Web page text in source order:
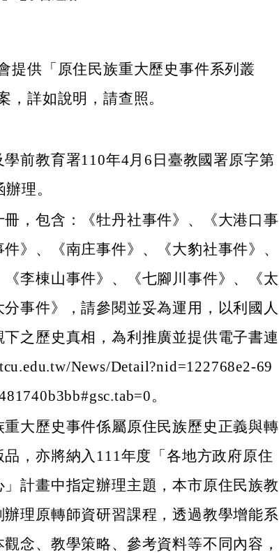
提供「原住民族重大歷史事件系列叢
，詳如說明，請查照。
前教育署110年4月6日臺教國署原字第
理。
冊，包含：《牡丹社事件》、《大港口事
》、《南庄事件》、《大豹社事件》、
《李棟山事件》、《七腳川事件》、《太
事件》，請參閱並妥為運用，以利國人
之歷史真相，為利推廣並提供電子書連
News/Detail?nid=122768e2-69
。
大歷史事件係屬原住民族歷史正義與轉
，亦將納入111年度「各地方政府原住
計畫中指定辦理主題，本市原住民族教
理原轉師資研習課程，透過教學增能系
念、教學策略、參考資料等不同內容，